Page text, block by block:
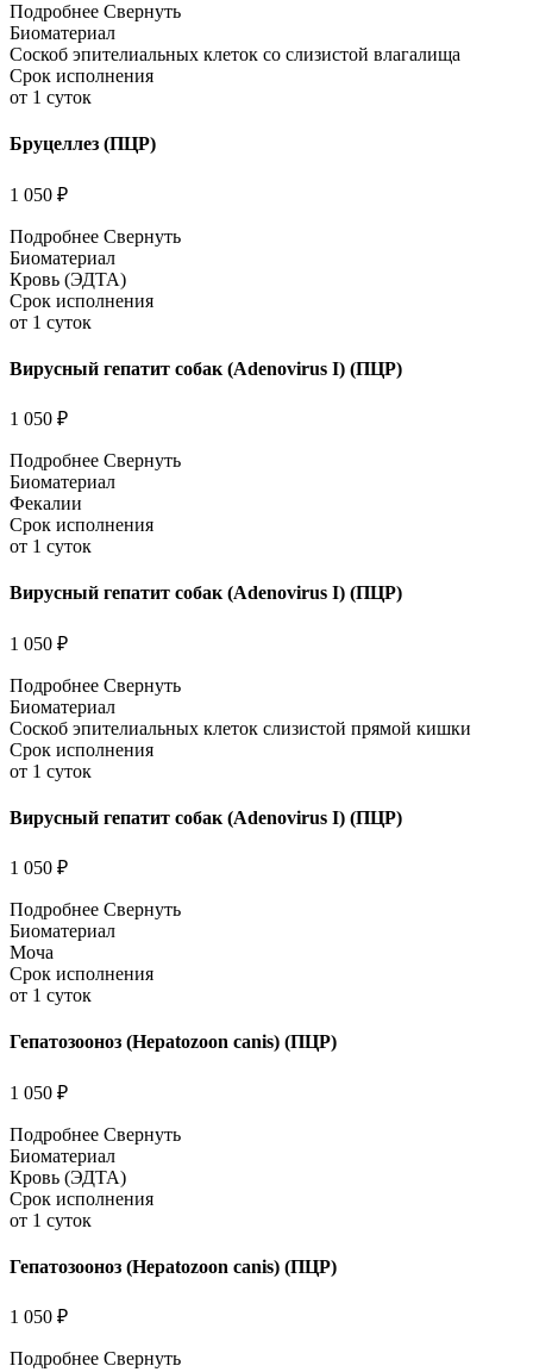
Подробнее Свернуть
Биоматериал
Соскоб эпителиальных клеток со слизистой влагалища
Срок исполнения
от 1 суток
Бруцеллез (ПЦР)
1 050 ₽
Подробнее Свернуть
Биоматериал
Кровь (ЭДТА)
Срок исполнения
от 1 суток
Вирусный гепатит собак (Adenovirus I) (ПЦР)
1 050 ₽
Подробнее Свернуть
Биоматериал
Фекалии
Срок исполнения
от 1 суток
Вирусный гепатит собак (Adenovirus I) (ПЦР)
1 050 ₽
Подробнее Свернуть
Биоматериал
Соскоб эпителиальных клеток слизистой прямой кишки
Срок исполнения
от 1 суток
Вирусный гепатит собак (Adenovirus I) (ПЦР)
1 050 ₽
Подробнее Свернуть
Биоматериал
Моча
Срок исполнения
от 1 суток
Гепатозооноз (Hepatozoon canis) (ПЦР)
1 050 ₽
Подробнее Свернуть
Биоматериал
Кровь (ЭДТА)
Срок исполнения
от 1 суток
Гепатозооноз (Hepatozoon canis) (ПЦР)
1 050 ₽
Подробнее Свернуть